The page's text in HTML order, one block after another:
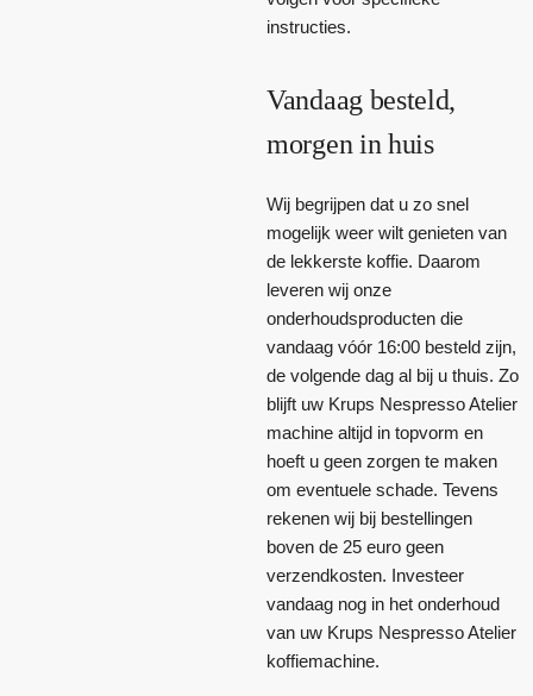
instructies.
Vandaag besteld,
morgen in huis
Wij begrijpen dat u zo snel
mogelijk weer wilt genieten van
de lekkerste koffie. Daarom
leveren wij onze
onderhoudsproducten die
vandaag vóór 16:00 besteld zijn,
de volgende dag al bij u thuis. Zo
blijft uw Krups Nespresso Atelier
machine altijd in topvorm en
hoeft u geen zorgen te maken
om eventuele schade. Tevens
rekenen wij bij bestellingen
boven de 25 euro geen
verzendkosten. Investeer
vandaag nog in het onderhoud
van uw Krups Nespresso Atelier
koffiemachine.